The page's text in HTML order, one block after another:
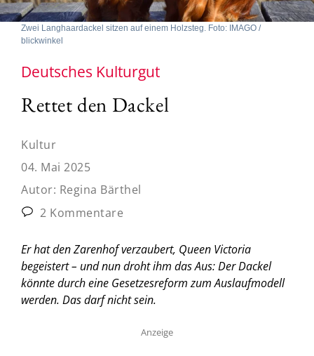
Zwei Langhaardackel sitzen auf einem Holzsteg. Foto: IMAGO /
blickwinkel
Deutsches Kulturgut
Rettet den Dackel
Kultur
04. Mai 2025
Autor: Regina Bärthel
2 Kommentare
Er hat den Zarenhof verzaubert, Queen Victoria
begeistert – und nun droht ihm das Aus: Der Dackel
könnte durch eine Gesetzesreform zum Auslaufmodell
werden. Das darf nicht sein.
Anzeige